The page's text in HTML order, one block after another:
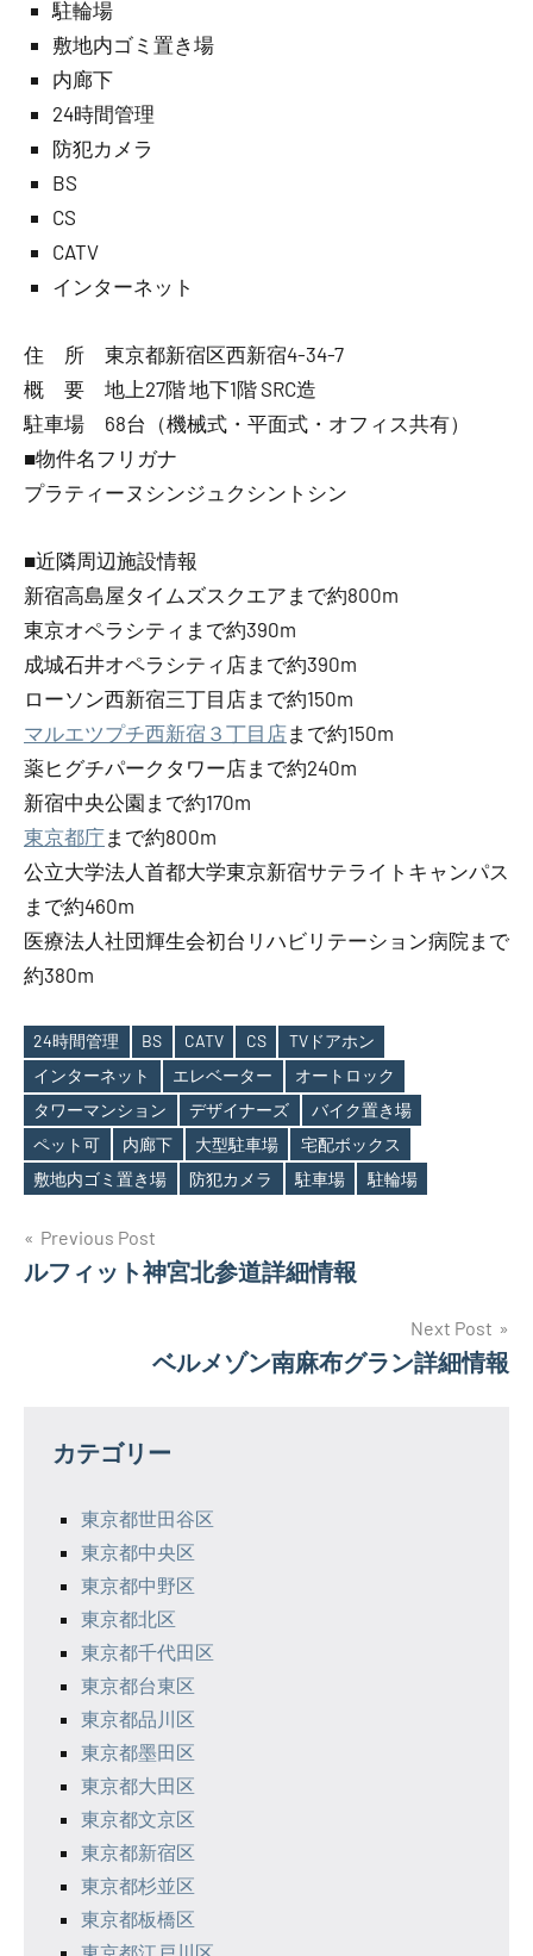
駐輪場
敷地内ゴミ置き場
内廊下
24時間管理
防犯カメラ
BS
CS
CATV
インターネット
住 所 東京都新宿区西新宿4-34-7
概 要 地上27階 地下1階 SRC造
駐車場 68台（機械式・平面式・オフィス共有）
■物件名フリガナ
プラティーヌシンジュクシントシン
■近隣周辺施設情報
新宿高島屋タイムズスクエアまで約800m
東京オペラシティまで約390m
成城石井オペラシティ店まで約390m
ローソン西新宿三丁目店まで約150m
マルエツプチ西新宿３丁目店まで約150m
薬ヒグチパークタワー店まで約240m
新宿中央公園まで約170m
東京都庁まで約800m
公立大学法人首都大学東京新宿サテライトキャンパス
まで約460m
医療法人社団輝生会初台リハビリテーション病院まで
約380m
Tags
24時間管理 BS CATV CS
TVドアホン
インターネット
エレベーター
オートロック
タワーマンション
デザイナーズ
バイク置き場
ペット可
内廊下 大型駐車場
宅配ボックス
敷地内ゴミ置き場
防犯カメラ 駐車場 駐輪場
投
稿
ー
Previous Post
ルフィット神宮北参道詳細情報
Next Post
ベルメゾン南麻布グラン詳細情報
カテゴリー
東京都世田谷区
東京都中央区
東京都中野区
東京都北区
東京都千代田区
東京都台東区
東京都品川区
東京都墨田区
東京都大田区
東京都文京区
東京都新宿区
東京都杉並区
東京都板橋区